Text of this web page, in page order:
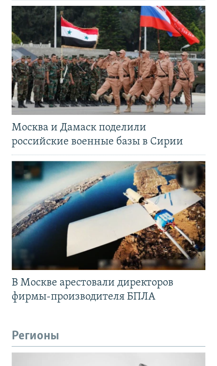
Москва и Дамаск поделили
российские военные базы в Сирии
В Москве арестовали директоров
фирмы-производителя БПЛА
Регионы